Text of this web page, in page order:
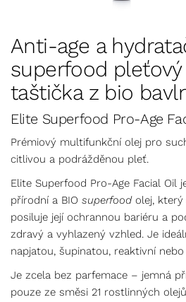
Anti-age a
superfood
taštička z bio
Elite Superfood Pro-Age
Prémiový multifunkční olej pro
citlivou a podrážděnou pleť.
Elite Superfood Pro-Age Facial Oil
přírodní a BIO superfoodolej, který
posiluje její ochrannou bariéru a
zdravý a vyhlazený vzhled. Je
napjatou, šupinatou, reaktivní
Je zcela bez parfemace – jemná
pouze ze směsi 21 rostlinných